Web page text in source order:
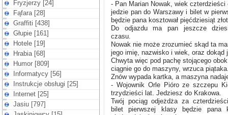
Fryzjerzy [24]
Fąfara [28]
Graffiti [438]
Głupie [161]
Hotele [19]
Hrabia [68]
Humor [809]
Informatycy [56]
Instrukcje obsługi [25]
Internet [25]
Jasiu [797]
- Pan Marian Nowak, wiek czterdzieści
jedzie pan do Warszawy i bilet w
będzie pana kosztował pięćdziesiąt
Do odjazdu ma pan jeszcze
czasu.
Nowak nie może zrozumieć skąd ta
jego imię, nazwisko i wiek, oraz dokąd
Chwyta więc pod pachę stojącego
ciągnie go do maszyny, wrzuca
Znów wypada kartka, a maszyna
- Wojownik Orle Pióro ze szczepu
trzydzieści lat. Jedziesz do Krakowa.
Twój pociąg odjeżdża za
bilet pierwszej klasy będzie pana